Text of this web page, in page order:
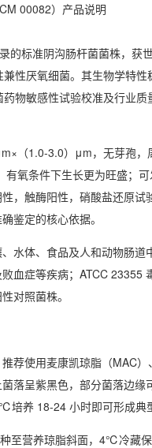
00082）产品说明
的标准阴沟肠杆菌菌株，
性厌氧细菌。其生物学特
物敏感性试验校准及行业
（1.0-3.0）μm，无芽孢
氧条件下生长更为旺盛；
，触酶阳性，硝酸盐还原
鉴定的核心依据。
水体、食品及人和动物肠
血症等疾病；ATCC
对照菌株。
荐使用麦康凯琼脂（MAC
落呈紫黑色，部分菌落边
养 18-24 小时即可形成典
至营养琼脂斜面，4℃冷藏